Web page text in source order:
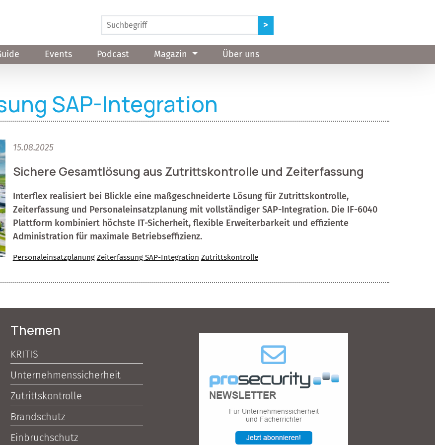
Events Podcast Magazin Über uns
SAP-Integration
15.08.2025
Sichere Gesamtlösung aus Zutrittskontrolle und Zeiterfassung
Interflex realisiert bei Blickle eine maßgeschneiderte Lösung für Zutrittskontrolle,
Zeiterfassung und Personaleinsatzplanung mit vollständiger SAP-Integration. Die IF-6040
Plattform kombiniert höchste IT-Sicherheit, flexible Erweiterbarkeit und effiziente
Administration für maximale Betriebseffizienz.
Personaleinsatzplanung Zeiterfassung SAP-Integration Zutrittskontrolle
Themen
KRITIS
Unternehmenssicherheit
Zutrittskontrolle
Brandschutz
Einbruchschutz